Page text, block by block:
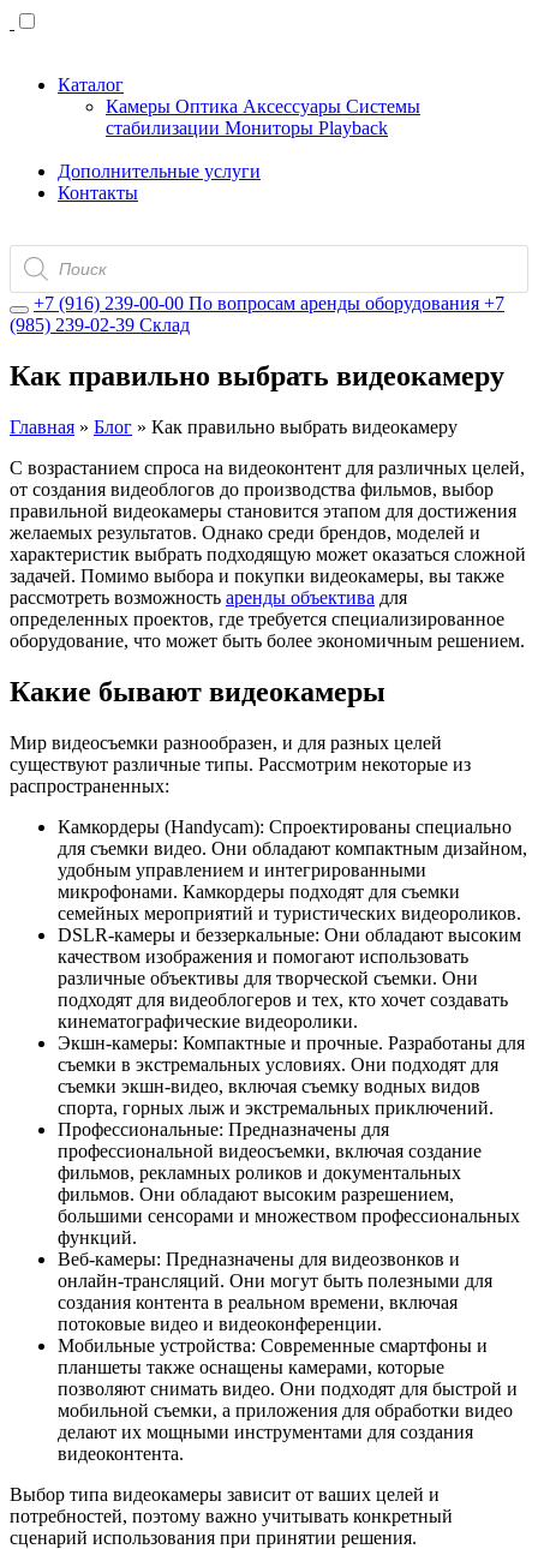
Каталог
Камеры Оптика Аксессуары Системы
стабилизации Мониторы Playback
Дополнительные услуги
Контакты
Поиск
товаров
+7 (916) 239-00-00 По вопросам аренды оборудования +7
(985) 239-02-39 Склад
Как правильно выбрать видеокамеру
Главная » Блог » Как правильно выбрать видеокамеру
С возрастанием спроса на видеоконтент для различных целей,
от создания видеоблогов до производства фильмов, выбор
правильной видеокамеры становится этапом для достижения
желаемых результатов. Однако среди брендов, моделей и
характеристик выбрать подходящую может оказаться сложной
задачей. Помимо выбора и покупки видеокамеры, вы также
рассмотреть возможность аренды объектива для
определенных проектов, где требуется специализированное
оборудование, что может быть более экономичным решением.
Какие бывают видеокамеры
Мир видеосъемки разнообразен, и для разных целей
существуют различные типы. Рассмотрим некоторые из
распространенных:
Камкордеры (Handycam): Спроектированы специально
для съемки видео. Они обладают компактным дизайном,
удобным управлением и интегрированными
микрофонами. Камкордеры подходят для съемки
семейных мероприятий и туристических видеороликов.
DSLR-камеры и беззеркальные: Они обладают высоким
качеством изображения и помогают использовать
различные объективы для творческой съемки. Они
подходят для видеоблогеров и тех, кто хочет создавать
кинематографические видеоролики.
Экшн-камеры: Компактные и прочные. Разработаны для
съемки в экстремальных условиях. Они подходят для
съемки экшн-видео, включая съемку водных видов
спорта, горных лыж и экстремальных приключений.
Профессиональные: Предназначены для
профессиональной видеосъемки, включая создание
фильмов, рекламных роликов и документальных
фильмов. Они обладают высоким разрешением,
большими сенсорами и множеством профессиональных
функций.
Веб-камеры: Предназначены для видеозвонков и
онлайн-трансляций. Они могут быть полезными для
создания контента в реальном времени, включая
потоковые видео и видеоконференции.
Мобильные устройства: Современные смартфоны и
планшеты также оснащены камерами, которые
позволяют снимать видео. Они подходят для быстрой и
мобильной съемки, а приложения для обработки видео
делают их мощными инструментами для создания
видеоконтента.
Выбор типа видеокамеры зависит от ваших целей и
потребностей, поэтому важно учитывать конкретный
сценарий использования при принятии решения.